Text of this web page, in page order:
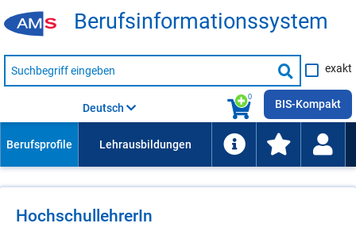
Be­rufs­in­for­ma­ti­ons­sys­tem
Suche
nach
Suche
starten
exakt
0
Deutsch BIS-Kompakt
Hoch­schul­leh­re­rIn